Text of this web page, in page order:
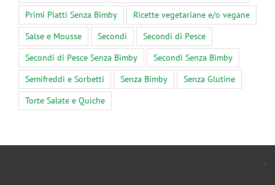
Primi Piatti Senza Bimby
Ricette vegetariane e/o vegane
Salse e Mousse
Secondi
Secondi di Pesce
Secondi di Pesce Senza Bimby
Secondi Senza Bimby
Semifreddi e Sorbetti
Senza Bimby
Senza Glutine
Torte Salate e Quiche